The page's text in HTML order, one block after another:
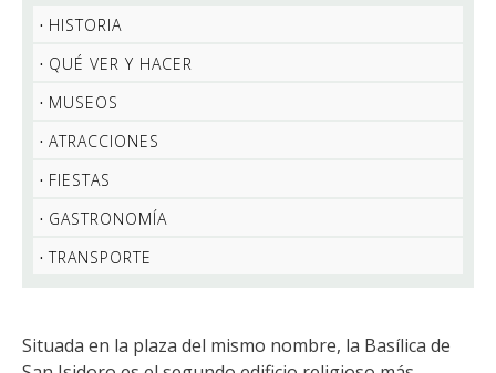
HISTORIA
QUÉ VER Y HACER
MUSEOS
ATRACCIONES
FIESTAS
GASTRONOMÍA
TRANSPORTE
Situada en la plaza del mismo nombre, la Basílica de